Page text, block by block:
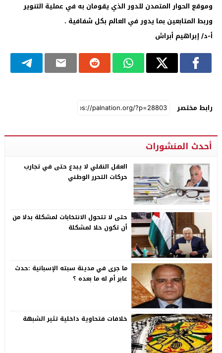
وموقع الحوار المتمدن للدور الذي يقومان به في عملية التنوير
وربط المتابعين بما يدور في العالم بكل شفافية .
أ-د/ إبراهيم أبراش
رابط مختصر
أحدث المنشورات
العقل النقلي لا يبدع حتى في تجارب
حركات التحرر الوطني
حتى لا تتحول الانتخابات لمشكلة بدلا من
أن تكون حلا لمشكلة
ما جرى في مدينة سبته الإسبانية :حدث
عابر أم له ما بعده ؟
خلافات فتحاوية داخلية تثير الشبهة